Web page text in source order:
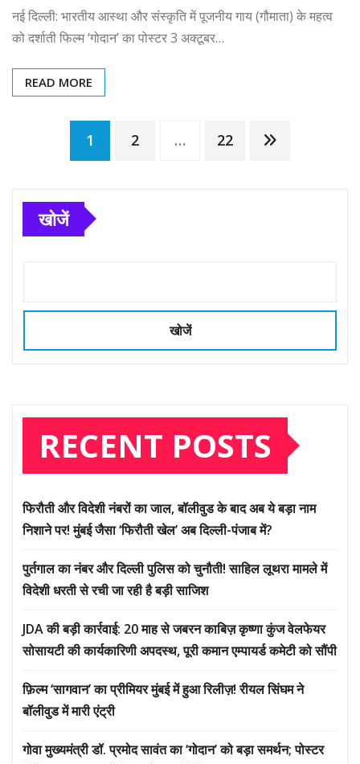
नई दिल्ली: भारतीय आस्था और संस्कृति में पूजनीय गाय (गौमाता) के महत्व
को दर्शाती फिल्म ‘गोदान’ का पोस्टर 3 अक्टूबर…
READ MORE
Posts
pagination
1 2 … 22
खोजें
खोजें
RECENT POSTS
फिरौती और विदेशी नंबरों का जाल, बॉलीवुड के बाद अब ये बड़ा नाम
निशाने पर! मुंबई जैसा ‘फिरौती खेल’ अब दिल्ली-पंजाब में?
पुर्तगाल का नंबर और दिल्ली पुलिस को चुनौती! साहिल लूथरा मामले में
विदेशी धरती से रची जा रही है बड़ी साजिश
JDA की बड़ी कार्रवाई: 20 माह से जबरन काबिज़ कृष्णा कुंज वेलफेयर
सोसायटी की कार्यकारिणी अपदस्थ, पूरी कमान एम्पायर्ड कमेटी को सौंपी
फ़िल्म ‘सागवान’ का प्रीमियर मुंबई में हुआ रिलीज़! रीयल सिंघम ने
बॉलीवुड में मारी एंट्री
गोवा मुख्यमंत्री डॉ. प्रमोद सावंत का ‘गोदान’ को बड़ा समर्थन; पोस्टर